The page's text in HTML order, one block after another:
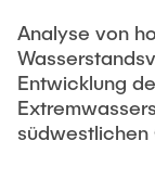
Teamassistenz
Software-
LEHRE
Studentische
bereits
Hamburger
Analyse von
Entwicklung
südwestlichen